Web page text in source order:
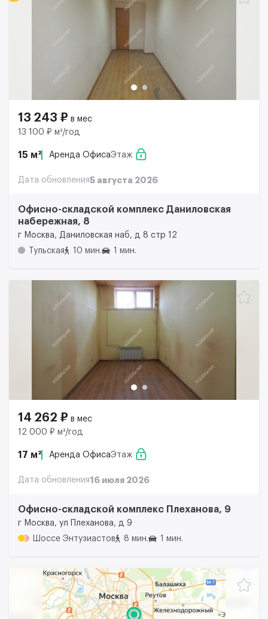
13 243 ₽ в мес
13 100 ₽ м²/год
15 м² Аренда ОфисаЭтаж
Дата обновления5 августа 2026
Офисно-складской комплекс Даниловская
набережная, 8
г Москва, Даниловская наб, д 8 стр 12
Тульская
10 мин. 1 мин.
14 262 ₽ в мес
12 000 ₽ м²/год
17 м² Аренда ОфисаЭтаж
Дата обновления16 июля 2026
Офисно-складской комплекс Плеханова, 9
г Москва, ул Плеханова, д 9
Шоссе Энтузиастов
8 мин. 1 мин.